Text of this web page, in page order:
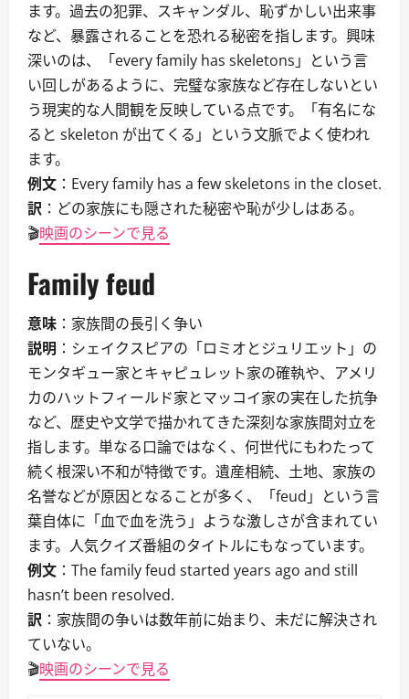
ます。過去の犯罪、スキャンダル、恥ずかしい出来事
など、暴露されることを恐れる秘密を指します。興味
深いのは、「every family has skeletons」という言
い回しがあるように、完璧な家族など存在しないとい
う現実的な人間観を反映している点です。「有名にな
ると skeleton が出てくる」という文脈でよく使われ
ます。
例文 ：Every family has a few skeletons in the closet.
訳 ：どの家族にも隠された秘密や恥が少しはある。
🎬映画のシーンで見る
Family feud
意味 ：家族間の長引く争い
説明 ：シェイクスピアの「ロミオとジュリエット」の
モンタギュー家とキャピュレット家の確執や、アメリ
カのハットフィールド家とマッコイ家の実在した抗争
など、歴史や文学で描かれてきた深刻な家族間対立を
指します。単なる口論ではなく、何世代にもわたって
続く根深い不和が特徴です。遺産相続、土地、家族の
名誉などが原因となることが多く、「feud」という言
葉自体に「血で血を洗う」ような激しさが含まれてい
ます。人気クイズ番組のタイトルにもなっています。
例文 ：The family feud started years ago and still
hasn’t been resolved.
訳 ：家族間の争いは数年前に始まり、未だに解決され
ていない。
🎬映画のシーンで見る